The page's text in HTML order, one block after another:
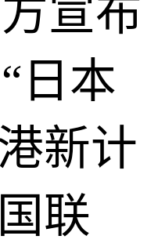
宣布
日本
新计
联